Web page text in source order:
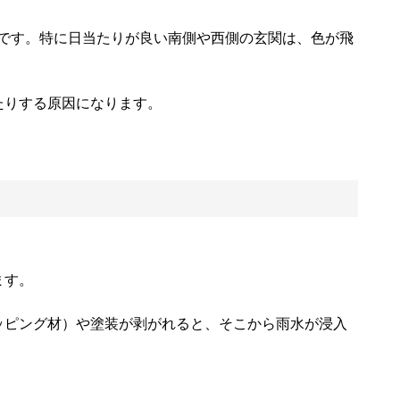
す。特に日当たりが良い南側や西側の玄関は、色が飛
する原因になります。
。
ング材）や塗装が剥がれると、そこから雨水が浸入